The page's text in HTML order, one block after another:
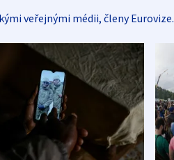
veřejnými médii, členy Eurovize.